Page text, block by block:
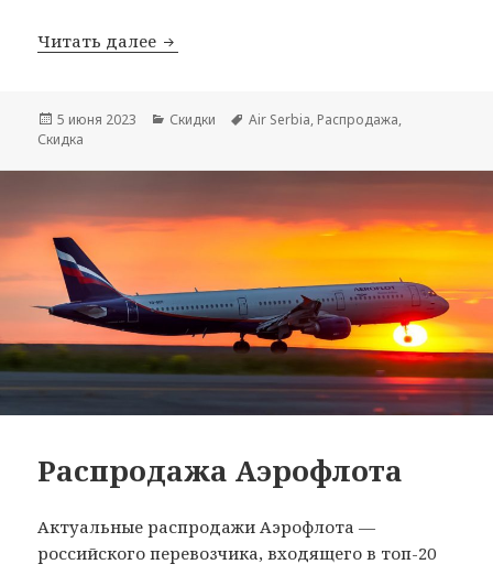
Читать далее Распродажа Air Serbia
Опубликовано
5 июня 2023 Рубрики
Скидки Метки
Air Serbia, Распродажа,
Скидка
Распродажа Аэрофлота
Актуальные распродажи Аэрофлота —
российского перевозчика, входящего в топ-20